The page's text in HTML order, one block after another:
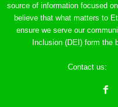
source of information focused
believe that what matters to
ensure we serve our
Inclusion (DEI) form the
Contact us: